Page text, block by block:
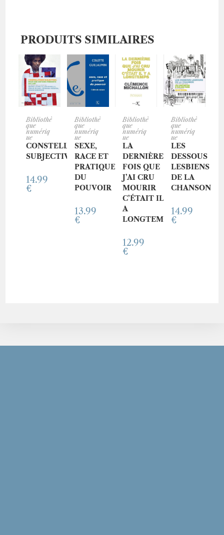
PRODUITS SIMILAIRES
ACHET
ER CE
LIVRE
Bibliothè
que
numériq
ue
CONSTELLATIONS
SUBJECTIVES
14.99
€
ACHET
ER CE
LIVRE
Bibliothè
que
numériq
ue
SEXE,
RACE ET
PRATIQUE
DU
POUVOIR
13.99
€
ACHET
ER CE
LIVRE
Bibliothè
que
numériq
ue
LA
DERNIÈRE
FOIS QUE
J’AI CRU
MOURIR
C’ÉTAIT IL Y
A
LONGTEMPS
12.99
€
ACHET
ER CE
LIVRE
Bibliothè
que
numériq
ue
LES
DESSOUS
LESBIENS
DE LA
CHANSON
14.99
€